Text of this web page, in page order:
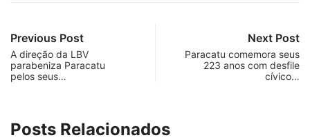
Previous Post
A direção da LBV
parabeniza Paracatu
pelos seus…
Next Post
Paracatu comemora seus
223 anos com desfile
cívico…
Posts Relacionados